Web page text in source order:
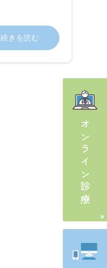
オンライン診療
続きを読む